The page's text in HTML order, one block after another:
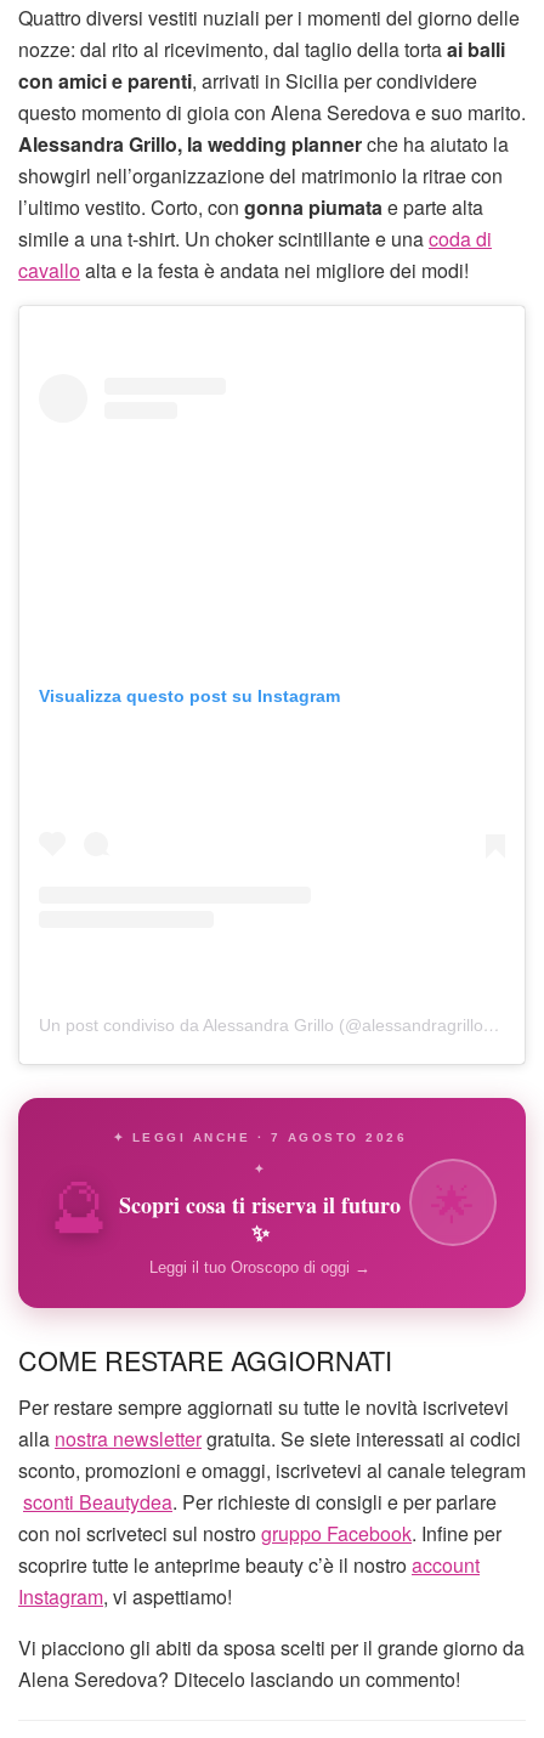
Quattro diversi vestiti nuziali per i momenti del giorno delle
nozze: dal rito al ricevimento, dal taglio della tortaai balli
con amici e parenti, arrivati in Sicilia per condividere
questo momento di gioia con Alena Seredova e suo marito.
Alessandra Grillo, la wedding plannerche ha aiutato la
showgirl nell’organizzazione del matrimonio la ritrae con
l’ultimo vestito. Corto, con gonna piumatae parte alta
simile a una t-shirt. Un choker scintillante e unacoda di
cavalloalta e la festa è andata nei migliore dei modi!
Visualizza questo post su Instagram
Un post condiviso da Alessandra Grillo (@alessandragrillo12)
🔮
✦ LEGGI ANCHE · 7 AGOSTO 2026
✦
Scopri cosa ti riserva il futuro
✨
Leggi il tuo Oroscopo di oggi →
COME RESTARE AGGIORNATI
Per restare sempre aggiornati su tutte le novità iscrivetevi
alla nostra newslettergratuita. Se siete interessati ai codici
sconto, promozioni e omaggi, iscrivetevi al canale telegram
sconti Beautydea. Per richieste di consigli e per parlare
con noi scriveteci sul nostrogruppo Facebook. Infine per
scoprire tutte le anteprime beauty c’è il nostroaccount
Instagram, vi aspettiamo!
Vi piacciono gli abiti da sposa scelti per il grande giorno da
Alena Seredova? Ditecelo lasciando un commento!